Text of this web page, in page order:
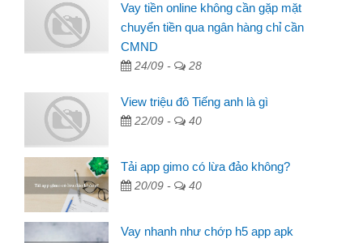
Vay tiền online không cần gặp mặt
chuyển tiền qua ngân hàng chỉ cần
CMND
24/09 - 28
View triệu đô Tiếng anh là gì
22/09 - 40
Tải app gimo có lừa đảo không?
20/09 - 40
Vay nhanh như chớp h5 app apk